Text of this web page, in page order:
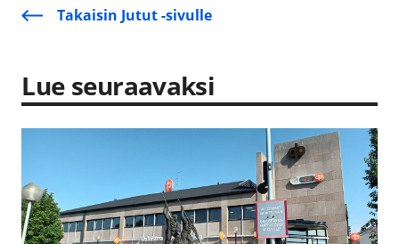
Takaisin Jutut -sivulle
Lue seuraavaksi